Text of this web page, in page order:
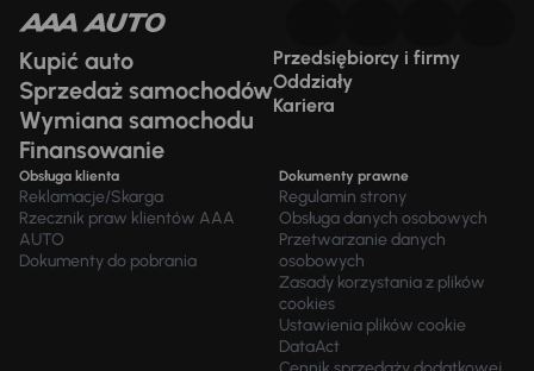
Kupić auto
Sprzedaż samochodów
Wymiana samochodu
Finansowanie
Przedsiębiorcy i firmy
Oddziały
Kariera
Obsługa klienta
Reklamacje/Skarga
Rzecznik praw klientów AAA
AUTO
Dokumenty do pobrania
Dokumenty prawne
Regulamin strony
Obsługa danych osobowych
Przetwarzanie danych
osobowych
Zasady korzystania z plików
cookies
Ustawienia plików cookie
DataAct